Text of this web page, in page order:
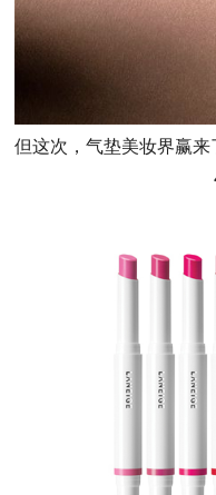
但这次，气垫美妆界赢来